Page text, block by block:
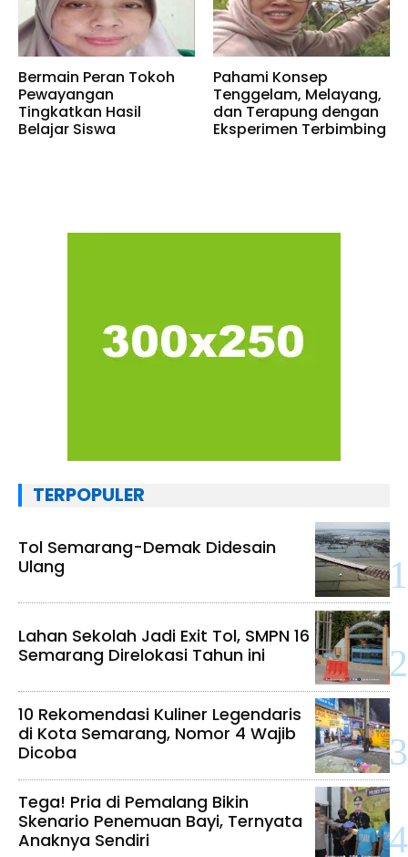
Bermain Peran Tokoh
Pewayangan
Tingkatkan Hasil
Belajar Siswa
Pahami Konsep
Tenggelam, Melayang,
dan Terapung dengan
Eksperimen Terbimbing
TERPOPULER
Tol Semarang-Demak Didesain
Ulang
Lahan Sekolah Jadi Exit Tol, SMPN 16
Semarang Direlokasi Tahun ini
10 Rekomendasi Kuliner Legendaris
di Kota Semarang, Nomor 4 Wajib
Dicoba
Tega! Pria di Pemalang Bikin
Skenario Penemuan Bayi, Ternyata
Anaknya Sendiri